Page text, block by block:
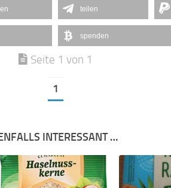
teilen
spenden
Seite 1 von 1
1
INTERESSANT …